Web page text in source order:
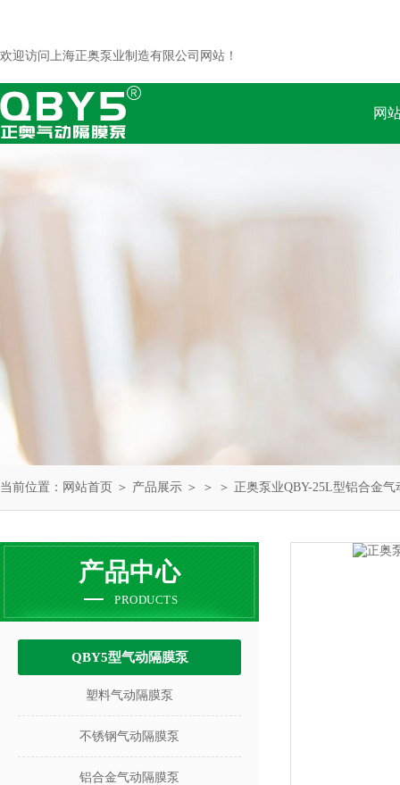
欢迎访问上海正奥泵业制造有限公司网站！
网
当前位置： 网站首页 ＞ 产品展示 ＞ ＞ ＞ 正奥泵业QBY-25L型铝合金气
产品中心
PRODUCTS
QBY5型气动隔膜泵
塑料气动隔膜泵
不锈钢气动隔膜泵
铝合金气动隔膜泵